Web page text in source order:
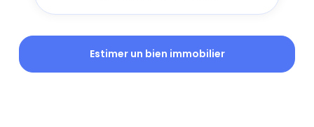
Estimer un bien immobilier